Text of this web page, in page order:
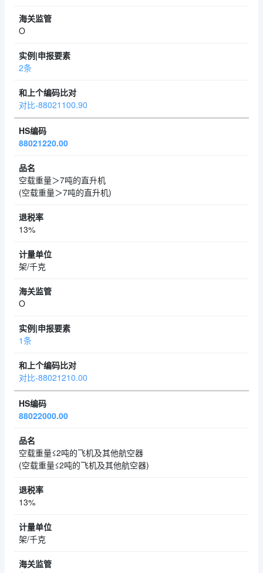
O
2条
对比-88021100.90
88021220.00
空载重量＞7吨的直升机
(空载重量＞7吨的直升机)
13%
架/千克
O
1条
对比-88021210.00
88022000.00
空载重量≤2吨的飞机及其他航空器
(空载重量≤2吨的飞机及其他航空器)
13%
架/千克